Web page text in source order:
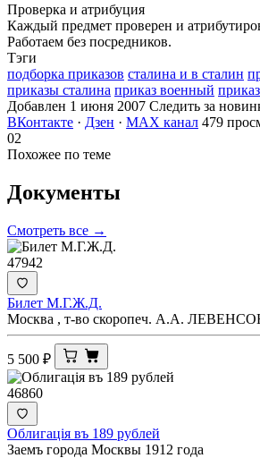
Проверка и атрибуция
Каждый предмет проверен и
Работаем без посредников.
Тэги
подборка приказов сталина и в сталин
приказы сталина приказ военный
Добавлен 1 июня 2007 Следить за
ВКонтакте · Дзен · MAX канал 479
02
Похожее по теме
Документы
Смотреть все →
47942
Билет М.Г.Ж.Д.
Москва , т-во скоропеч. А.А.
5 500 ₽
46860
Облигацiя въ 189 рублей
Заемъ города Москвы 1912 года